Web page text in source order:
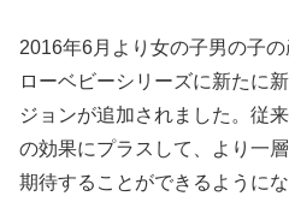
2016年6月より女の子男の子
ローベビーシリーズに新たに
ジョンが追加されました。従
の効果にプラスして、より一
期待することができるように